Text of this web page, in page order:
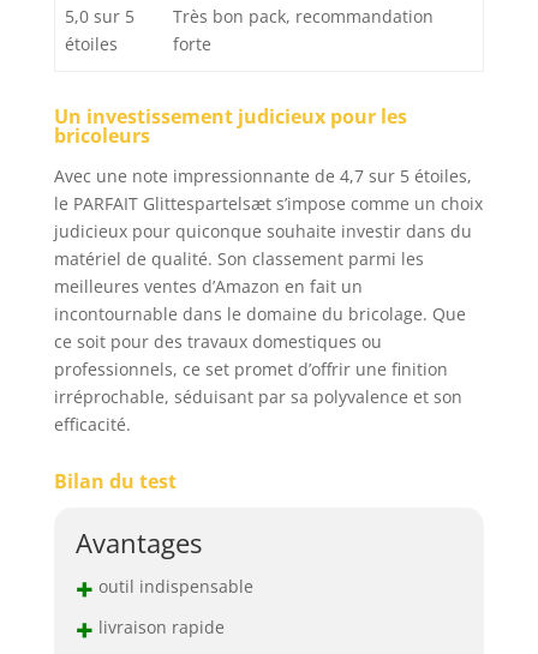
5,0 sur 5
étoiles
Très bon pack, recommandation
forte
Un investissement judicieux pour les
bricoleurs
Avec une note impressionnante de 4,7 sur 5 étoiles,
le PARFAIT Glittespartelsæt s’impose comme un choix
judicieux pour quiconque souhaite investir dans du
matériel de qualité. Son classement parmi les
meilleures ventes d’Amazon en fait un
incontournable dans le domaine du bricolage. Que
ce soit pour des travaux domestiques ou
professionnels, ce set promet d’offrir une finition
irréprochable, séduisant par sa polyvalence et son
efficacité.
Bilan du test
Avantages
+ outil indispensable
+ livraison rapide